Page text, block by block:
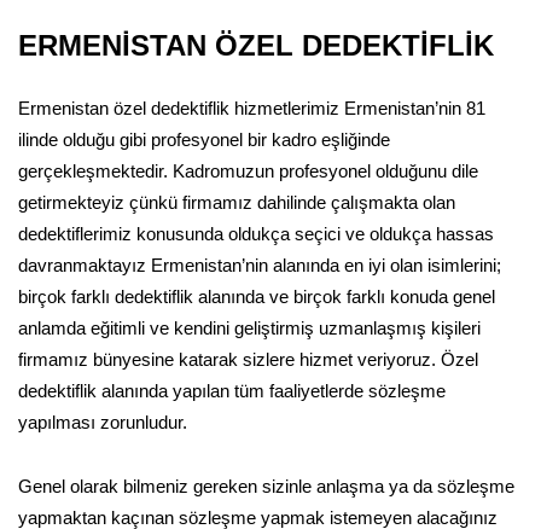
ERMENİSTAN ÖZEL DEDEKTİFLİK
Ermenistan özel dedektiflik hizmetlerimiz Ermenistan’nin 81
ilinde olduğu gibi profesyonel bir kadro eşliğinde
gerçekleşmektedir. Kadromuzun profesyonel olduğunu dile
getirmekteyiz çünkü firmamız dahilinde çalışmakta olan
dedektiflerimiz konusunda oldukça seçici ve oldukça hassas
davranmaktayız Ermenistan’nin alanında en iyi olan isimlerini;
birçok farklı dedektiflik alanında ve birçok farklı konuda genel
anlamda eğitimli ve kendini geliştirmiş uzmanlaşmış kişileri
firmamız bünyesine katarak sizlere hizmet veriyoruz. Özel
dedektiflik alanında yapılan tüm faaliyetlerde sözleşme
yapılması zorunludur.
Genel olarak bilmeniz gereken sizinle anlaşma ya da sözleşme
yapmaktan kaçınan sözleşme yapmak istemeyen alacağınız